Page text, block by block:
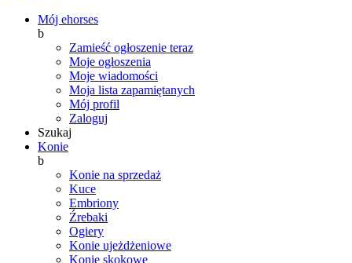
Mój ehorses
b
Zamieść ogłoszenie teraz
Moje ogłoszenia
Moje wiadomości
Moja lista zapamiętanych
Mój profil
Zaloguj
Szukaj
Konie
b
Konie na sprzedaż
Kuce
Embriony
Źrebaki
Ogiery
Konie ujeżdżeniowe
Konie skokowe